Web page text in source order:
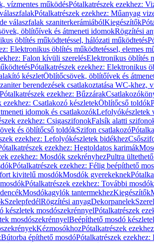
vízmentes működésPótalkatrészek ezekhez:
Pótalkatrészek ezekhez: Műanyag
válaszfalak szaniterkerámiábólKiegészítők
öblítőívek és átmeneti idomokRögzítési
öblítés működtetéssel, hálózati működtetés
Elektronikus öblítés működtetéssel, elemes
Falon kívüli szerelésElektronikus öblítés
Pótalkatrészek ezekhez: Elektronikus
készletÖblítőcsövek, öblítőívek és
berendezések csatlakoztatása WC-khez,
Pótalkatrészek ezekhez: Bűzzárak
ezekhez: Csatlakozó készletekÖblítőcső toldók
idomok és csatlakozókLefolyókészletek
ezekhez: CsigaszifonokFalsík alatti
és öblítőcső toldókSzifon csatlakozó
ezekhez: Lefolyókészletek bidékhez
ezekhez: Hegtoldatos karimák
ezekhez: Mosdók szekrényhezPultra
Pótalkatrészek ezekhez: Félig beépíthető
kivitelű mosdókMosdók gyerekeknek
Pótalkatrészek ezekhez: További mosdók
Mosdókagylók tantermekhezKiegészítők
SzelepfedélRögzítési anyagDekorpanelek
készletek mosdószekrénnyelPótalkatrészek
mosdószekrénnyelBeépíthető mosdó
KézmosókhozPótalkatrészek
Bútorba építhető mosdóPótalkatrészek